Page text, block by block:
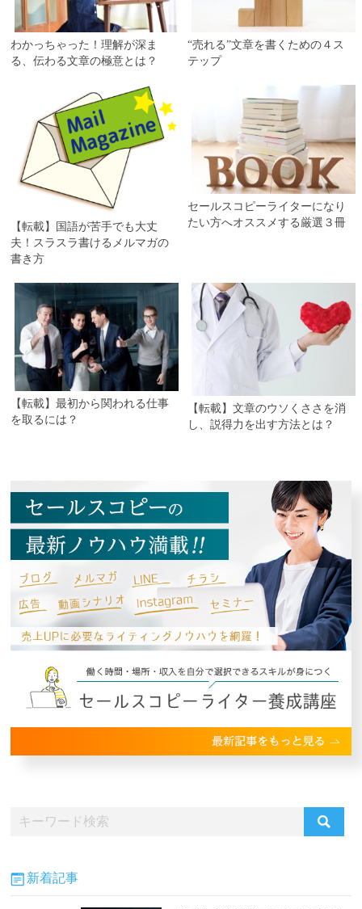
わかっちゃった！理解が深ま
る、伝わる文章の極意とは？
“売れる”文章を書くための４ス
テップ
【転載】国語が苦手でも大丈
夫！スラスラ書けるメルマガの
書き方
セールスコピーライターになり
たい方へオススメする厳選３冊
【転載】最初から関われる仕事
を取るには？
【転載】文章のウソくささを消
し、説得力を出す方法とは？
新着記事